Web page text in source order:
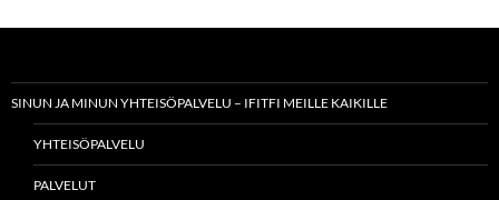
SINUN JA MINUN YHTEISÖPALVELU – IFITFI MEILLE KAIKILLE
YHTEISÖPALVELU
PALVELUT